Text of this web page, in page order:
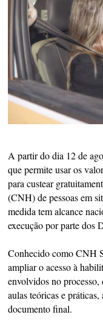
A partir do dia 12 de
que permite usar os
para custear
(CNH) de pessoas em
medida tem alcance
execução por parte dos
Conhecido como CNH
ampliar o acesso à
envolvidos no
aulas teóricas e
documento final.